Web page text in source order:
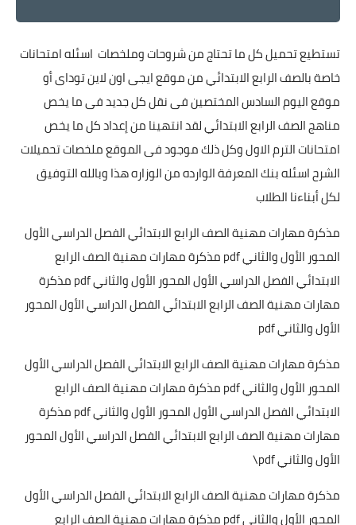
تستطيع تحميل كل ما تحتاج من شروحات وملخصات اسئله امتحانات
خاصة بالصف الرابع الابتدائي من موقع ايجى اون لاين توداى أو
موقع اليوم السادس المختصين فى نقل كل جديد فى ما يخص
مناهج الصف الرابع الابتدائي لقد انتهينا من إعداد كل ما يخص
امتحانات الترم الاول وكل ذلك موجود فى الموقع ملخصات تحميلات
الشرح اسئله بنك المعرفة الوارده من الوزاره هذا وبالله التوفيق
لكل أبناءنا الطلاب
مذكرة مهارات مهنية الصف الرابع الابتدائي الفصل الدراسي الأول
المحور الأول والثاني pdf مذكرة مهارات مهنية الصف الرابع
الابتدائي الفصل الدراسي الأول المحور الأول والثاني pdf مذكرة
مهارات مهنية الصف الرابع الابتدائي الفصل الدراسي الأول المحور
الأول والثاني pdf
مذكرة مهارات مهنية الصف الرابع الابتدائي الفصل الدراسي الأول
المحور الأول والثاني pdf مذكرة مهارات مهنية الصف الرابع
الابتدائي الفصل الدراسي الأول المحور الأول والثاني pdf مذكرة
مهارات مهنية الصف الرابع الابتدائي الفصل الدراسي الأول المحور
الأول والثاني pdf\
مذكرة مهارات مهنية الصف الرابع الابتدائي الفصل الدراسي الأول
المحور الأول والثاني pdf مذكرة مهارات مهنية الصف الرابع